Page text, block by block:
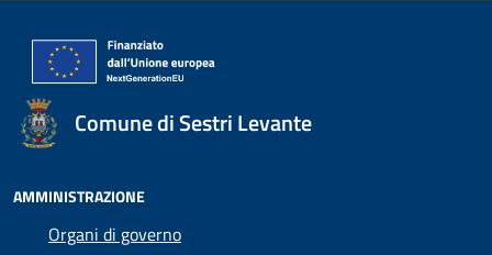
Comune di Sestri Levante
AMMINISTRAZIONE
Organi di governo